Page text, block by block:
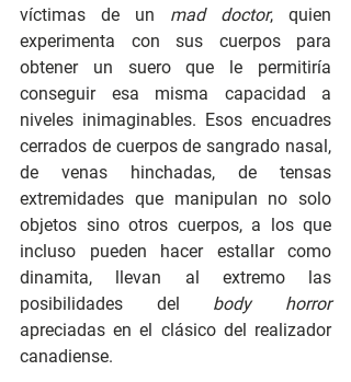
víctimas de un mad doctor, quien
experimenta con sus cuerpos para
obtener un suero que le permitiría
conseguir esa misma capacidad a
niveles inimaginables. Esos encuadres
cerrados de cuerpos de sangrado nasal,
de venas hinchadas, de tensas
extremidades que manipulan no solo
objetos sino otros cuerpos, a los que
incluso pueden hacer estallar como
dinamita, llevan al extremo las
posibilidades del
body horror
apreciadas en el clásico del realizador
canadiense.